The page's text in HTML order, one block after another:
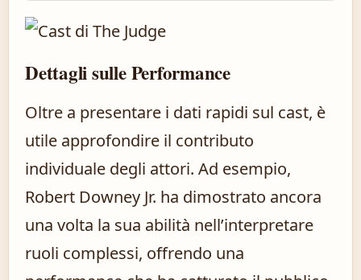
Dettagli sulle Performance
Oltre a presentare i dati rapidi sul cast, è
utile approfondire il contributo
individuale degli attori. Ad esempio,
Robert Downey Jr. ha dimostrato ancora
una volta la sua abilità nell’interpretare
ruoli complessi, offrendo una